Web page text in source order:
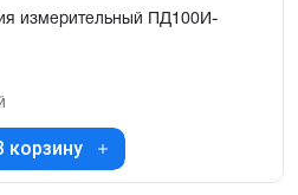
измерительный ПД100И-
корзину